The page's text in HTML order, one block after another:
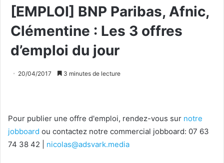
[EMPLOI]​ BNP Paribas, Afnic,
Clémentine ​: Les 3 offres
d’emploi du jour
20/04/2017 3 minutes de lecture
Pour publier une offre d'emploi, rendez-vous sur notre
jobboard ou contactez notre commercial jobboard: 07 63
74 38 42 | nicolas@adsvark.media